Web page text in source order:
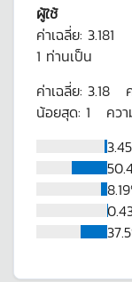
ผู้ใช้
ค่าเฉลี่ย: 3.181
1 ท่านเป็น
ค่าเฉลี่ย: 3.18
น้อยสุด: 1 คว